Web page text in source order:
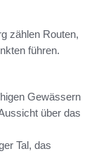
zählen Routen,
führen.
Gewässern
über das
Tal, das